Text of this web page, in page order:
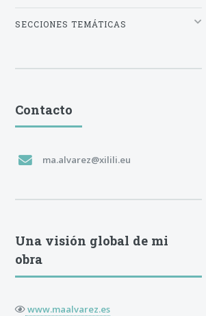
SECCIONES TEMÁTICAS
Contacto
ma.alvarez@xilili.eu
Una visión global de mi
obra
www.maalvarez.es